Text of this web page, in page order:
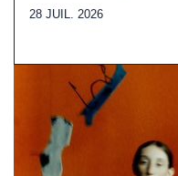
28 JUIL. 2026